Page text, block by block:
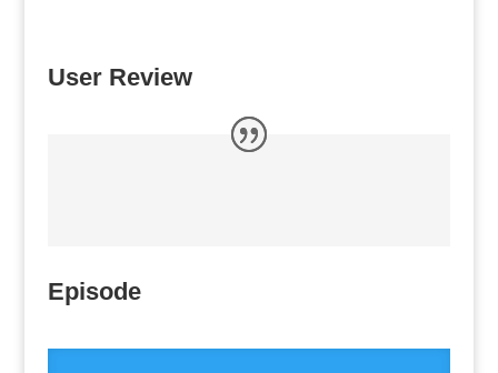
User Review
Episode